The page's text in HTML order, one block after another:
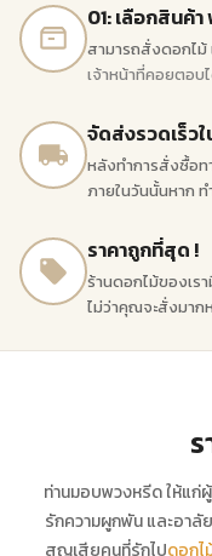
01: เลือกสินค้
สามารถสั่งดอกไม้
เจ้าหน้าที่คอยตอบ
จัดส่งรวดเร็ว
หลังทำการสั่งซื้อ
ภายในวันนั้นหาก
ราคาถูกที่สุด !
ร้านดอกไม้ของเร
ไม่ว่าคุณจะสั่งมาก
ท่านมอบพวงหรีด ให้แก่
รักความผูกพัน และอาลั
สูญเสียคนที่รักไปดอกไ